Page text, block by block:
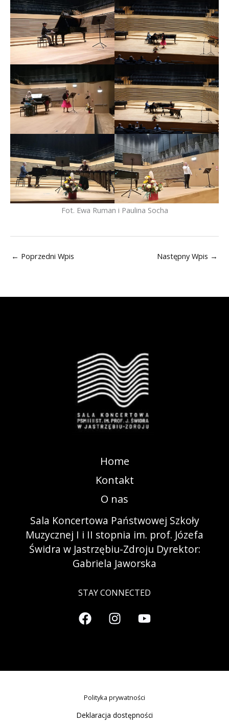
Fot. Ewa Ruman i Paulina Socha
← Poprzedni Wpis Następny Wpis →
Home
Kontakt
O nas
Sala Koncertowa Państwowej Szkoły
Muzycznej I i II stopnia im. prof. Józefa
Świdra w Jastrzębiu-Zdroju Dyrektor:
Gabriela Jaworska
STAY CONNECTED
Polityka prywatności
Deklaracja dostępności